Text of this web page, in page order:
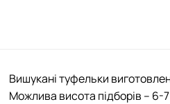
Вишукані туфельки
Можлива висота підборів – 6-